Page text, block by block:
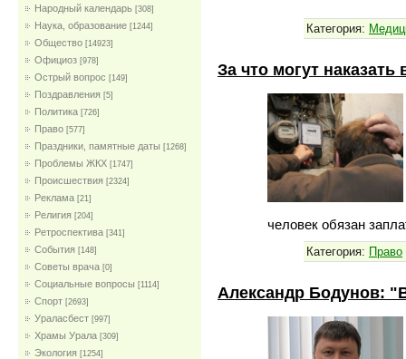
Народный календарь [308]
Наука, образование [1244]
Общество [14923]
Официоз [978]
Острый вопрос [149]
Поздравления [5]
Политика [726]
Право [577]
Праздники, памятные даты [1268]
Проблемы ЖКХ [1747]
Проиcшествия [2324]
Реклама [21]
Религия [204]
Ретроспектива [341]
События [148]
Советы врача [0]
Социальные вопросы [1114]
Спорт [2693]
Ураласбест [997]
Храмы Урала [309]
Экология [1254]
Категория:
За что могут
человек обязан
Категория: Право
Александр Бодунов: